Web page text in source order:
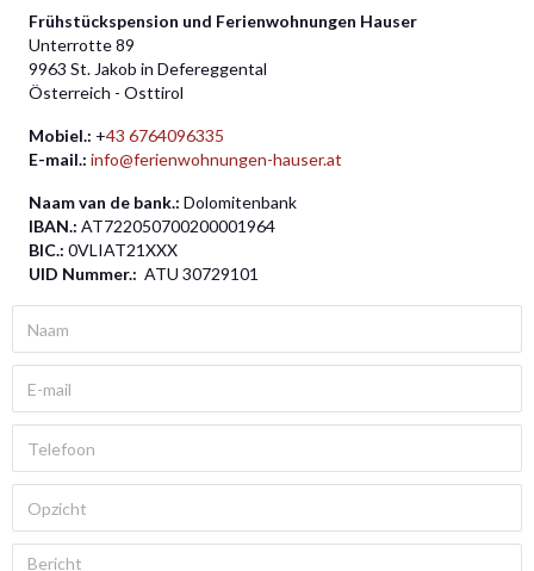
Frühstückspension und Ferienwohnungen Hauser
Unterrotte 89
9963 St. Jakob in Defereggental
Österreich - Osttirol
Mobiel.: +43 6764096335
E-mail.: info@ferienwohnungen-hauser.at
Naam van de bank.: Dolomitenbank
IBAN.: AT722050700200001964
BIC.: 0VLIAT21XXX
UID Nummer.: ATU 30729101